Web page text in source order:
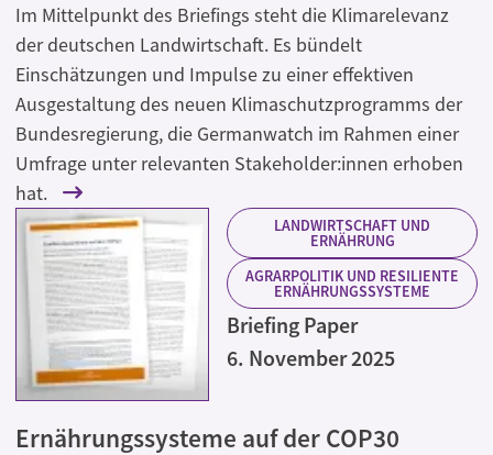
Im Mittelpunkt des Briefings steht die Klimarelevanz
der deutschen Landwirtschaft. Es bündelt
Einschätzungen und Impulse zu einer effektiven
Ausgestaltung des neuen Klimaschutzprogramms der
Bundesregierung, die Germanwatch im Rahmen einer
Umfrage unter relevanten Stakeholder:innen erhoben
hat.
LANDWIRTSCHAFT UND
ERNÄHRUNG
AGRARPOLITIK UND RESILIENTE
ERNÄHRUNGSSYSTEME
Briefing Paper
6. November 2025
Ernährungssysteme auf der COP30